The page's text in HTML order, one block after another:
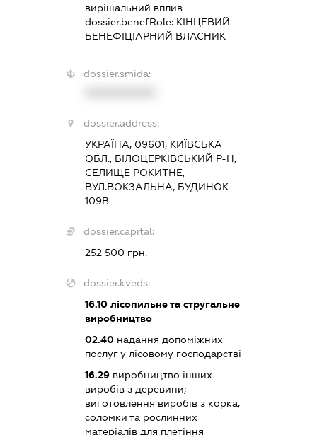
вирішальний вплив
dossier.benefRole: КІНЦЕВИЙ
БЕНЕФІЦІАРНИЙ ВЛАСНИК
dossier.smida:
dossier.address:
УКРАЇНА, 09601, КИЇВСЬКА
ОБЛ., БІЛОЦЕРКІВСЬКИЙ Р-Н,
СЕЛИЩЕ РОКИТНЕ,
ВУЛ.ВОКЗАЛЬНА, БУДИНОК
109В
dossier.capital:
252 500 грн.
dossier.kveds:
16.10 лісопильне та стругальне
виробництво
02.40 надання допоміжних
послуг у лісовому господарстві
16.29 виробництво інших
виробів з деревини;
виготовлення виробів з корка,
соломки та рослинних
матеріалів для плетіння